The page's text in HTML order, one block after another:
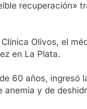
recuperación»
Olivos, el
en La Plata.
60 años,
anemia y de